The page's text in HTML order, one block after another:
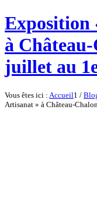
Exposition
à
juillet au
Vous êtes ici : Accueil1 /
Artisanat » à Château-